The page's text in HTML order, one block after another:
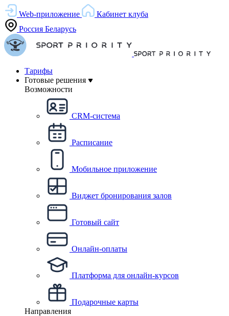
Web-приложение
Кабинет клуба
Россия Беларусь
Тарифы
Готовые решения
Возможности
CRM-система
Расписание
Мобильное приложение
Виджет бронирования залов
Готовый сайт
Онлайн-оплаты
Платформа для онлайн-курсов
Подарочные карты
Направления